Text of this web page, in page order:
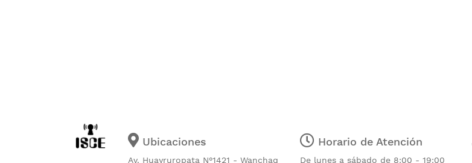
Ubicaciones
Av. Huayruropata N°1421 - Wanchaq
Horario de Atención
De lunes a sábado de 8:00 - 19:00